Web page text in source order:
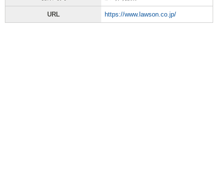
URL https://www.lawson.co.jp/